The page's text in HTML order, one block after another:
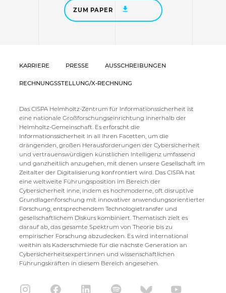
ZUM PAPER
KARRIERE PRESSE AUSSCHREIBUNGEN
RECHNUNGSSTELLUNG/X-RECHNUNG
Das CISPA Helmholtz-Zentrum für Informationssicherheit ist
eine nationale Großforschungseinrichtung innerhalb der
Helmholtz-Gemeinschaft. Es erforscht die
Informationssicherheit in all ihren Facetten, um die
drängenden, großen Herausforderungen der Cybersicherheit
und vertrauenswürdigen künstlichen Intelligenz umfassend
und ganzheitlich anzugehen, mit denen unsere Gesellschaft im
Zeitalter der Digitalisierung konfrontiert wird. Das CISPA hat
eine weltweite Führungsposition im Bereich der
Cybersicherheit inne, indem es hochmoderne, oft disruptive
Grundlagenforschung mit innovativer anwendungsorientierter
Forschung, entsprechendem Technologietransfer und
gesellschaftlichem Diskurs kombiniert. Thematisch zielt es
darauf ab, das gesamte Spektrum von Theorie bis zu
empirischer Forschung abzudecken. Es wird international
weithin als Kaderschmiede für die nächste Generation an
Cybersicherheitsexpert:innen und wissenschaftlichen
Führungskräften in diesem Bereich angesehen.